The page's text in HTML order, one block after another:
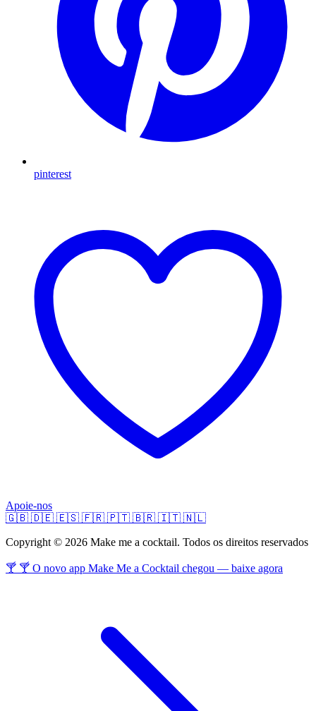
pinterest
Apoie-nos
🇬🇧 🇩🇪 🇪🇸 🇫🇷 🇵🇹 🇧🇷 🇮🇹 🇳🇱
Copyright © 2026 Make me a cocktail. Todos os direitos reservados
🍸 🍸 O novo app Make Me a Cocktail chegou — baixe agora